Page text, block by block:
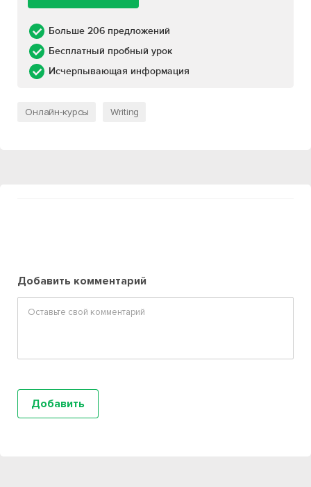
Больше 206 предложений
Бесплатный пробный урок
Исчерпывающая информация
Онлайн-курсы Writing
Добавить комментарий